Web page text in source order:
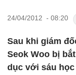
24/04/2012 - 08:20
Sau khi giám
Seok Woo bị
dục với sáu